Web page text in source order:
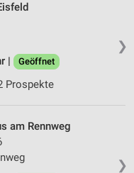
❯
|
Geöffnet
Prospekte
❯
am Rennweg